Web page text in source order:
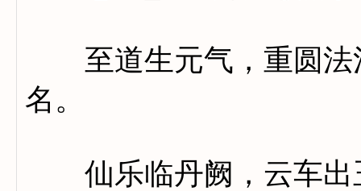
至道生元气，重圆法
名。
仙乐临丹阙，云车出